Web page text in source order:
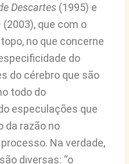
Descartes(1995) e
(2003), que com o
no que concerne
do
do cérebro que são
todo do
especulações que
da razão no
Na verdade,
diversas: “o